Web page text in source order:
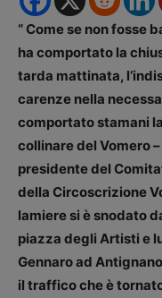
“ Come se non fosse
ha comportato la
tarda mattinata,
carenze nella
comportato stamani
collinare del Vomero
presidente del
della Circoscrizione
lamiere si è snodato
piazza degli Artisti e
Gennaro ad
il traffico che è